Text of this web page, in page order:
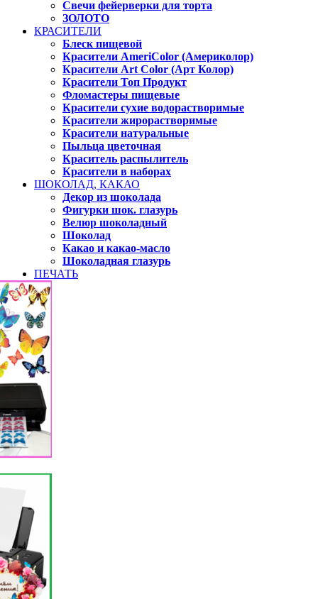
Свечи фейерверки для торта
ЗОЛОТО
КРАСИТЕЛИ
Блеск пищевой
Красители AmeriColor (Америколор)
Красители Art Color (Арт Колор)
Красители Топ Продукт
Фломастеры пищевые
Красители сухие водорастворимые
Красители жирорастворимые
Красители натуральные
Пыльца цветочная
Краситель распылитель
Красители в наборах
ШОКОЛАД, КАКАО
Декор из шоколада
Фигурки шок. глазурь
Велюр шоколадный
Шоколад
Какао и какао-масло
Шоколадная глазурь
ПЕЧАТЬ